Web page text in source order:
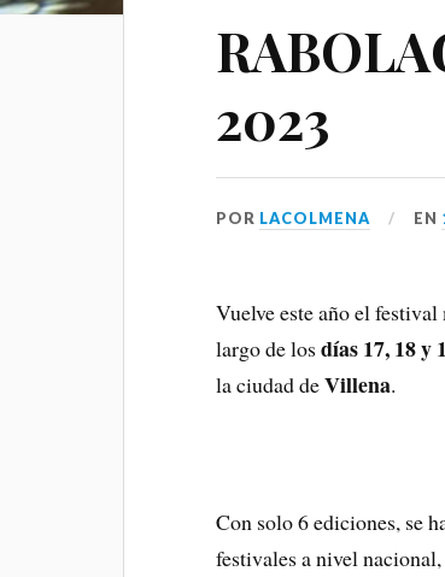
2023
POR LACOLMENA EN
Vuelve este año el
largo de losdías 17, 18 y
la ciudad deVillena.
Con solo 6 ediciones, se
festivales a nivel